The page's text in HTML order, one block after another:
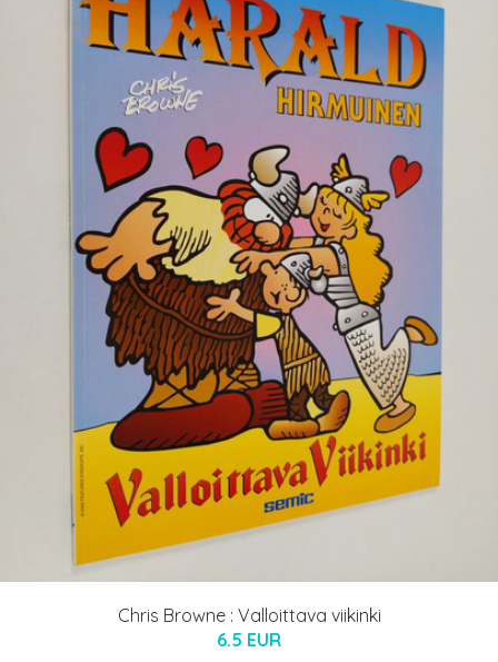
Chris Browne : Valloittava viikinki
6.5 EUR